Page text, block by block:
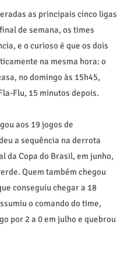
as principais cinco ligas
de semana, os times
e o curioso é que os dois
na mesma hora: o
no domingo às 15h45,
Flu, 15 minutos depois.
aos 19 jogos de
a sequência na derrota
da Copa do Brasil, em junho,
Quem também chegou
conseguiu chegar a 18
o comando do time,
por 2 a 0 em julho e quebrou